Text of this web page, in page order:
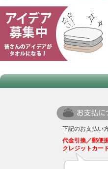
下記のお支払い
代金引換／郵便
クレジットカー